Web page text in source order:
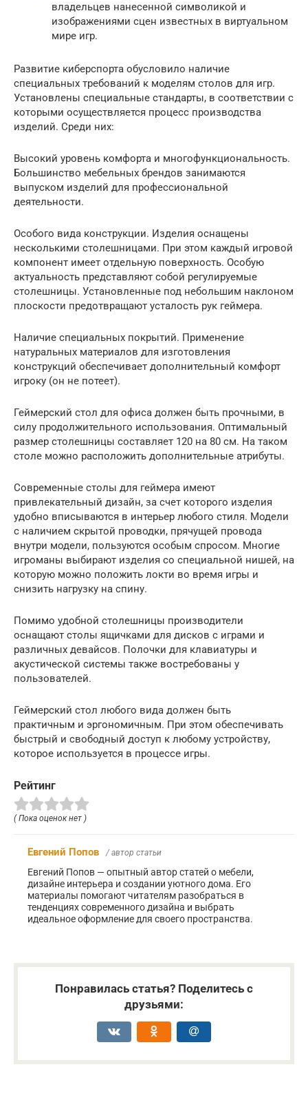
владельцев нанесенной символикой и
изображениями сцен известных в виртуальном
мире игр.
Развитие киберспорта обусловило наличие
специальных требований к моделям столов для игр.
Установлены специальные стандарты, в соответствии с
которыми осуществляется процесс производства
изделий. Среди них:
Высокий уровень комфорта и многофункциональность.
Большинство мебельных брендов занимаются
выпуском изделий для профессиональной
деятельности.
Особого вида конструкции. Изделия оснащены
несколькими столешницами. При этом каждый игровой
компонент имеет отдельную поверхность. Особую
актуальность представляют собой регулируемые
столешницы. Установленные под небольшим наклоном
плоскости предотвращают усталость рук геймера.
Наличие специальных покрытий. Применение
натуральных материалов для изготовления
конструкций обеспечивает дополнительный комфорт
игроку (он не потеет).
Геймерский стол для офиса должен быть прочными, в
силу продолжительного использования. Оптимальный
размер столешницы составляет 120 на 80 см. На таком
столе можно расположить дополнительные атрибуты.
Современные столы для геймера имеют
привлекательный дизайн, за счет которого изделия
удобно вписываются в интерьер любого стиля. Модели
с наличием скрытой проводки, прячущей провода
внутри модели, пользуются особым спросом. Многие
игроманы выбирают изделия со специальной нишей, на
которую можно положить локти во время игры и
снизить нагрузку на спину.
Помимо удобной столешницы производители
оснащают столы ящичками для дисков с играми и
различных девайсов. Полочки для клавиатуры и
акустической системы также востребованы у
пользователей.
Геймерский стол любого вида должен быть
практичным и эргономичным. При этом обеспечивать
быстрый и свободный доступ к любому устройству,
которое используется в процессе игры.
Рейтинг
( Пока оценок нет )
Евгений Попов / автор статьи
Евгений Попов — опытный автор статей о мебели,
дизайне интерьера и создании уютного дома. Его
материалы помогают читателям разобраться в
тенденциях современного дизайна и выбрать
идеальное оформление для своего пространства.
Понравилась статья? Поделитесь с
друзьями: